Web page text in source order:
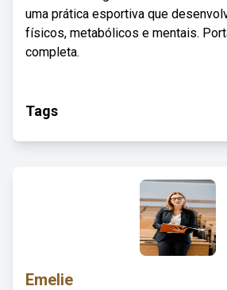
uma prática esportiva que
físicos, metabólicos e mentais.
completa.
Tags
Emelie